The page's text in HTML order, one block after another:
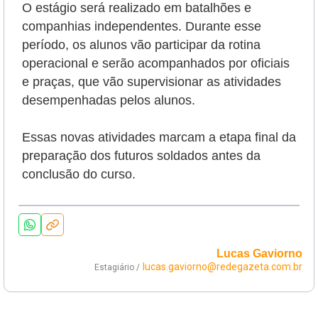
O estágio será realizado em batalhões e
companhias independentes. Durante esse
período, os alunos vão participar da rotina
operacional e serão acompanhados por oficiais
e praças, que vão supervisionar as atividades
desempenhadas pelos alunos.
Essas novas atividades marcam a etapa final da
preparação dos futuros soldados antes da
conclusão do curso.
Lucas Gaviorno
Estagiário / lucas.gaviorno@redegazeta.com.br